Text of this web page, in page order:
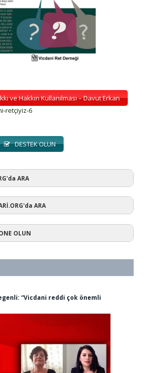
ve Hakkın Kullanılması – Davut Erkan
DESTEK OLUN
ARA
ARA
OLUN
“Vicdani reddi çok önemli